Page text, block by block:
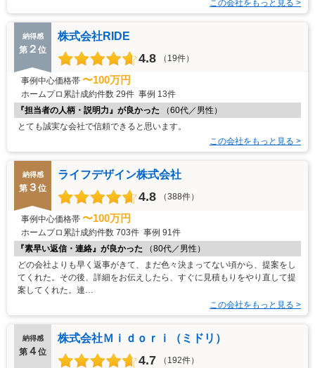
この会社をもっと見る >
納得感
第 ２ 位
株式会社RIDE
4.8 （19件）
事例中心価格帯 〜100万円
ホームプロ累計成約件数 29件 事例 13件
『担当者の人柄・説明力』が良かった
（60代／男性）
とても誠実な会社で信頼できると思います。
この会社をもっと見る >
納得感
第 ３ 位
ライフデザイン株式会社
4.8 （388件）
事例中心価格帯 〜100万円
ホームプロ累計成約件数 703件 事例 91件
『素早い返信・連絡』が良かった
（80代／男性）
どの会社よりも早く返事がきて、まだ色々決まってない頃から、提案をし
てくれた。その後、詳細をお伝えしたら、すぐに見積もりをやり直して提
案してくれた。連…
この会社をもっと見る >
納得感
第 ４ 位
株式会社Ｍｉｄｏｒｉ（ミドリ）
4.7 （192件）